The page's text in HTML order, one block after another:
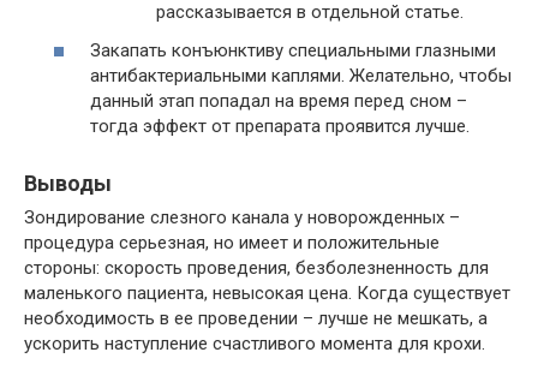
рассказывается в отдельной статье.
Закапать конъюнктиву специальными глазными
антибактериальными каплями. Желательно, чтобы
данный этап попадал на время перед сном –
тогда эффект от препарата проявится лучше.
Выводы
Зондирование слезного канала у новорожденных –
процедура серьезная, но имеет и положительные
стороны: скорость проведения, безболезненность для
маленького пациента, невысокая цена. Когда существует
необходимость в ее проведении – лучше не мешкать, а
ускорить наступление счастливого момента для крохи.